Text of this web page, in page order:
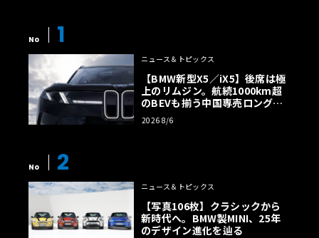
No 1
ニュース＆トピックス
【BMW新型X5／iX5】後席は極
上のリムジン。航続1000km超
のBEVも揃う中国専売ロング仕
様の全貌
2026 8/6
No 2
ニュース＆トピックス
【写真106枚】クラシックから
新時代へ。BMW製MINI、25年
のデザイン進化を辿る